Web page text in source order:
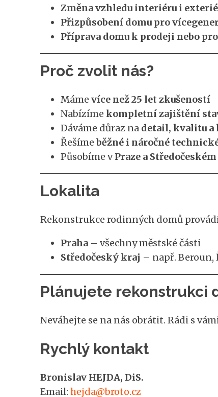
Změna vzhledu interiéru i
Přizpůsobení domu pro
Příprava domu k prodeji nebo
Proč zvolit nás?
Máme více než 25 let zkušeností
Nabízíme kompletní zajištění
Dáváme důraz na detail, kvalitu a
Řešímeběžné i náročné
Působíme vPraze a
Lokalita
Rekonstrukce rodinných domů
Praha– všechny městské části
Středočeský kraj – např. Beroun,
Plánujete rekonstrukci
Neváhejte se na nás obrátit. Rádi s
Rychlý kontakt
Bronislav HEJDA, DiS.
Email: hejda@broto.cz